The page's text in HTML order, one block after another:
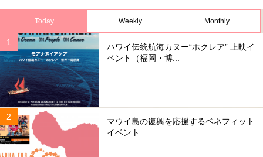
Today Weekly Monthly
ハワイ伝統航海カヌー“ホクレア” 上映イ
ベント（福岡・博...
マウイ島の復興を応援するベネフィット
イベント...